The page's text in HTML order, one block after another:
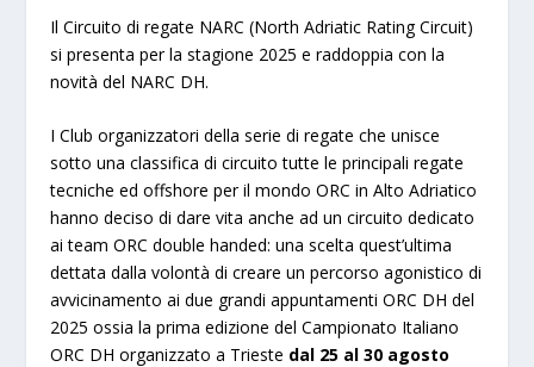
Il Circuito di regate NARC (North Adriatic Rating Circuit)
si presenta per la stagione 2025 e raddoppia con la
novità del NARC DH.
I Club organizzatori della serie di regate che unisce
sotto una classifica di circuito tutte le principali regate
tecniche ed offshore per il mondo ORC in Alto Adriatico
hanno deciso di dare vita anche ad un circuito dedicato
ai team ORC double handed: una scelta quest’ultima
dettata dalla volontà di creare un percorso agonistico di
avvicinamento ai due grandi appuntamenti ORC DH del
2025 ossia la prima edizione del Campionato Italiano
ORC DH organizzato a Trieste dal 25 al 30 agosto